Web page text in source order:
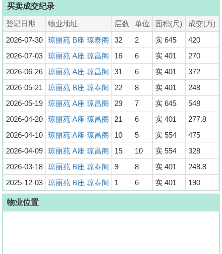
买卖成交纪录
登记日期 物业地址 层数 单位 面积(尺)
成交(万)
2026-07-30
琼丽苑 B座 琼泰阁 32 2 实 645
420
2026-07-03
琼丽苑 A座 琼昌阁 16 6 实 401
270
2026-06-26
琼丽苑 A座 琼昌阁 31 6 实 401
372
2026-05-21
琼丽苑 B座 琼泰阁 22 8 实 401
248
2026-05-19
琼丽苑 A座 琼昌阁 29 7 实 645
548
2026-04-20
琼丽苑 A座 琼昌阁 21 6 实 401
277.8
2026-04-10
琼丽苑 A座 琼昌阁 10 5 实 554
475
2026-04-09
琼丽苑 A座 琼昌阁 15 10 实 554
328
2026-03-18
琼丽苑 B座 琼泰阁 9 8 实 401
248.8
2025-12-03
琼丽苑 B座 琼泰阁 1 6 实 401 190
物业位置